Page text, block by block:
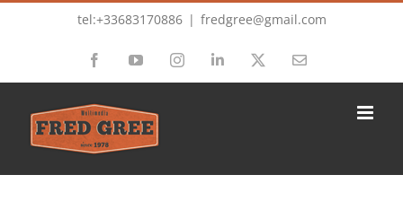
tel:+33683170886 | fredgree@gmail.com
FacebookYouTubeInstagramLinkedIn Email